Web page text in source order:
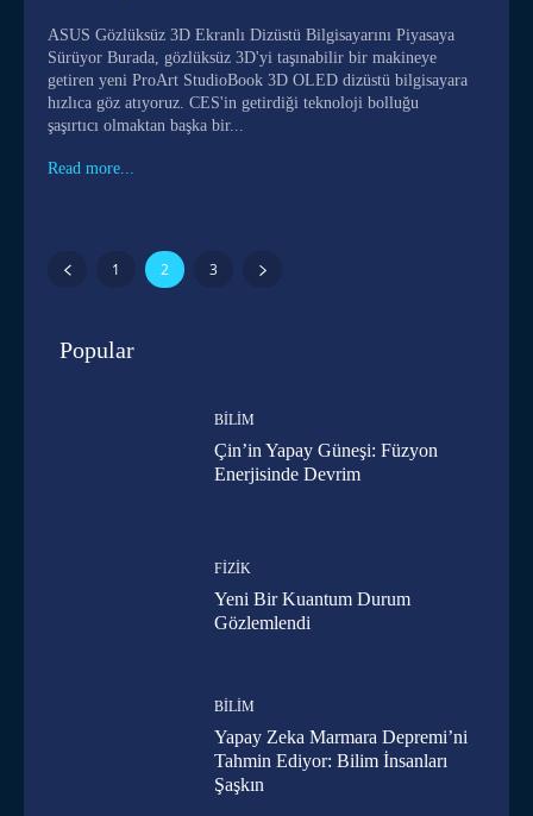
ASUS Gözlüksüz 3D Ekranlı Dizüstü Bilgisayarını Piyasaya
Sürüyor Burada, gözlüksüz 3D'yi taşınabilir bir makineye
getiren yeni ProArt StudioBook 3D OLED dizüstü bilgisayara
hızlıca göz atıyoruz. CES'in getirdiği teknoloji bolluğu
şaşırtıcı olmaktan başka bir...
Read more...
1 2 3
Popular
BILIM
Çin’in Yapay Güneşi: Füzyon
Enerjisinde Devrim
FIZIK
Yeni Bir Kuantum Durum
Gözlemlendi
BILIM
Yapay Zeka Marmara Depremi’ni
Tahmin Ediyor: Bilim İnsanları
Şaşkın